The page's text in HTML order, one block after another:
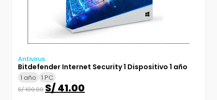
Antivirus
Bitdefender Internet Security 1 Dispositivo 1 año
1 año 1 PC
S/100.00 S/41.00